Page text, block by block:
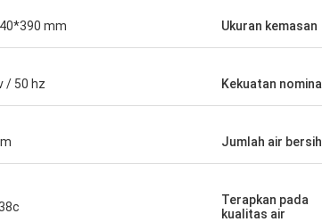
mm Ukuran kemasan
/ 50 hz Kekuatan nominal
Jumlah air bersih
Terapkan pada
kualitas air